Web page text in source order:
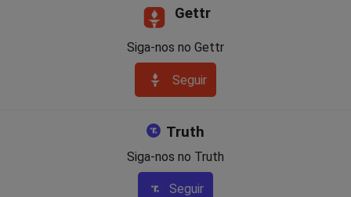
Gettr
Siga-nos no Gettr
Seguir
Truth
Siga-nos no Truth
Seguir